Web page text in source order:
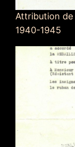
Attribution de
1940-1945